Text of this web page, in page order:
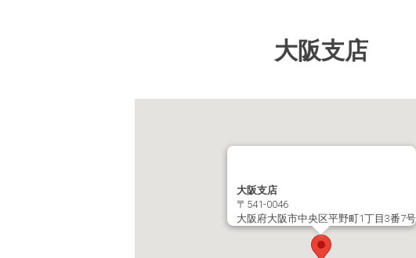
大阪支店
大阪支店
〒541-0046
大阪府大阪市中央区平野町1丁目3番7号